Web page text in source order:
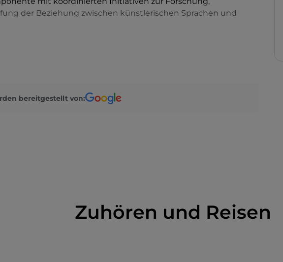
der Beziehung zwischen künstlerischen Sprachen und
Cinemas mit 1.200 Sitzplätzen, sechs Sälen und den neuesten
mit Blick auf den Platz.
bereitgestellt von:
Zuhören und Reisen